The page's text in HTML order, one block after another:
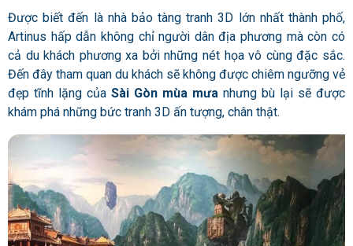
Được biết đến là nhà bảo tàng tranh 3D lớn nhất thành phố,
Artinus hấp dẫn không chỉ người dân địa phương mà còn có
cả du khách phương xa bởi những nét họa vô cùng đặc sắc.
Đến đây tham quan du khách sẽ không được chiêm ngưỡng vẻ
đẹp tĩnh lặng của Sài Gòn mùa mưa nhưng bù lại sẽ được
khám phá những bức tranh 3D ấn tượng, chân thật.